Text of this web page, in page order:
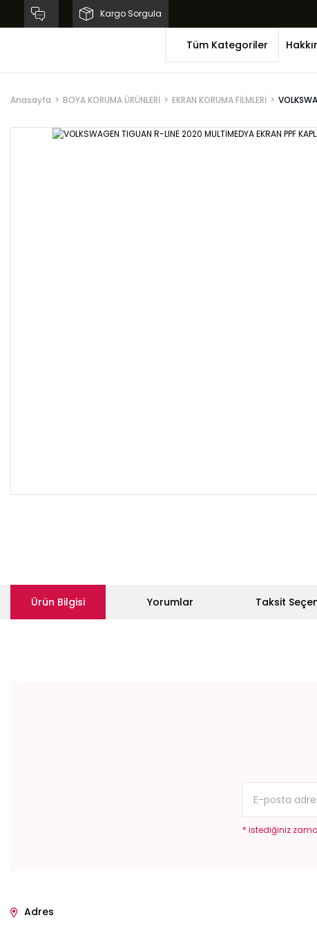
Kargo Sorgula
Tüm Kategoriler
Anasayfa BOYA KORUMA ÜRÜNLERİ EKRAN KORUMA FİLMLERİ
Ürün Bilgisi Yorumlar Taksit
* istediğiniz
Adres